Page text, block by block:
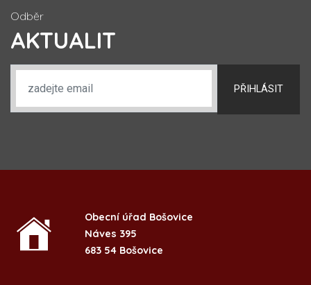
Odběr
AKTUALIT
PŘIHLÁSIT
Obecní úřad Bošovice
Náves 395
683 54 Bošovice